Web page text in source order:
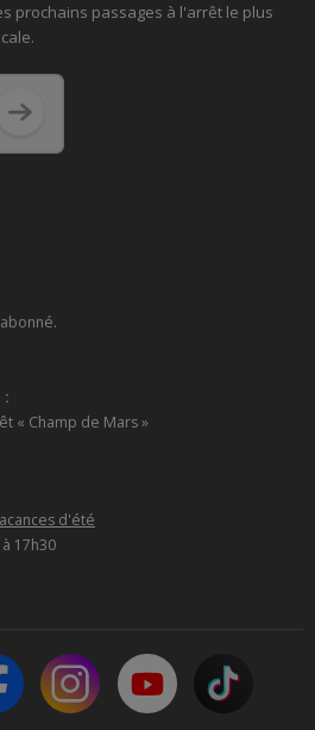
prochains passages à l'arrêt le plus
:
« Champ de Mars »
d'été
17h30